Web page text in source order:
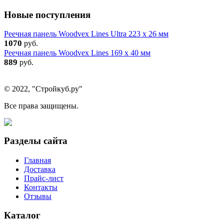
Новые поступления
Реечная панель Woodvex Lines Ultra 223 x 26 мм
1070 руб.
Реечная панель Woodvex Lines 169 x 40 мм
889 руб.
© 2022, "Стройкуб.ру"
Все права защищены.
Разделы сайта
Главная
Доставка
Прайс-лист
Контакты
Отзывы
Каталог